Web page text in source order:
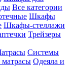
Все категории
Шкафы
Шкафы-стеллажи
Трейзеры
Системы
Одеяла и